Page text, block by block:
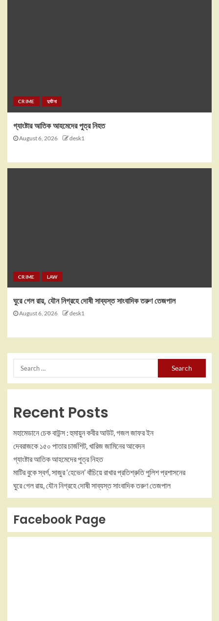
CRIME দুর্ঘটনা
গ্যাংষ্টার আতিক আহমেদের পুত্র নিহত
August 6, 2026 desk1
CRIME LAW
ঘুরে গেল রায়, যৌন নিগ্রহে দোষী সাব্যস্ত সাংবাদিক তরুণ তেজপাল
August 6, 2026 desk1
Recent Posts
মহামেডানে চেক বাউন্স : হুমায়ুন কবীর আউট, গজল জাফর ইন
দেবরাজকে ১৫০ পাতার চার্জশিট, খারিজ জামিনের আবেদন
গ্যাংষ্টার আতিক আহমেদের পুত্র নিহত
মাটির বুকে স্বর্গ, সাজুর ‘হেভেন’ বাঁচিয়ে রাখার প্রতিশ্রুতি পুলিশ প্রশাসনের
ঘুরে গেল রায়, যৌন নিগ্রহে দোষী সাব্যস্ত সাংবাদিক তরুণ তেজপাল
Facebook Page